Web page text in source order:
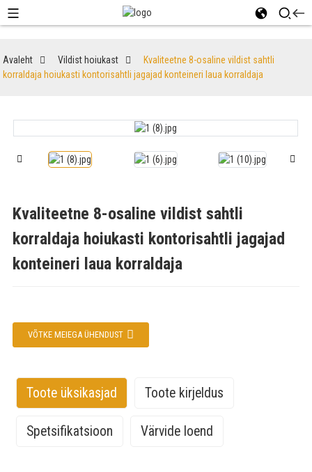
Avaleht Vildist hoiukast
Kvaliteetne 8-osaline vildist sahtli
korraldaja hoiukasti kontorisahtli jagajad konteineri laua korraldaja
Kvaliteetne 8-osaline vildist sahtli
korraldaja hoiukasti kontorisahtli jagajad
konteineri laua korraldaja
VÕTKE MEIEGA ÜHENDUST
Toote üksikasjad Toote kirjeldus
Spetsifikatsioon Värvide loend